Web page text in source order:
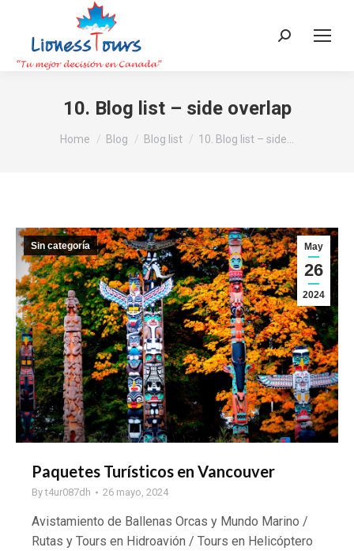
Search:
10. Blog list – side overlap
You are here:
Home Blog Blog list 10. Blog list – side…
May
26
2024
Sin categoría
Paquetes Turísticos en Vancouver
Byt4ur087dh 26 mayo, 2024
Avistamiento de Ballenas Orcas y Mundo Marino /
Rutas y Tours en Hidroavión / Tours en Helicóptero